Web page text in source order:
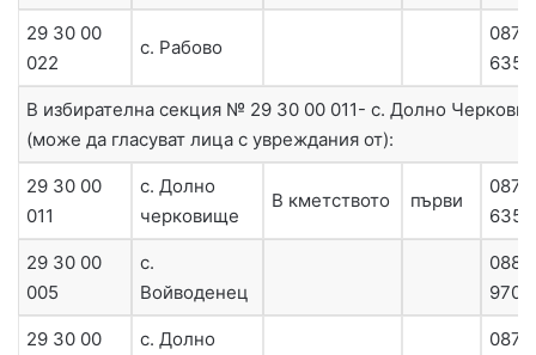
29 30 00
022
с. Рабово
0879
В избирателна секция № 29 30 00 011- с. Долно
(може да гласуват лица с увреждания от):
29 30 00
011
с. Долно
черковище
В кметството първи
0879
29 30 00
005
с.
Войводенец
0885
29 30 00
с. Долно
0879